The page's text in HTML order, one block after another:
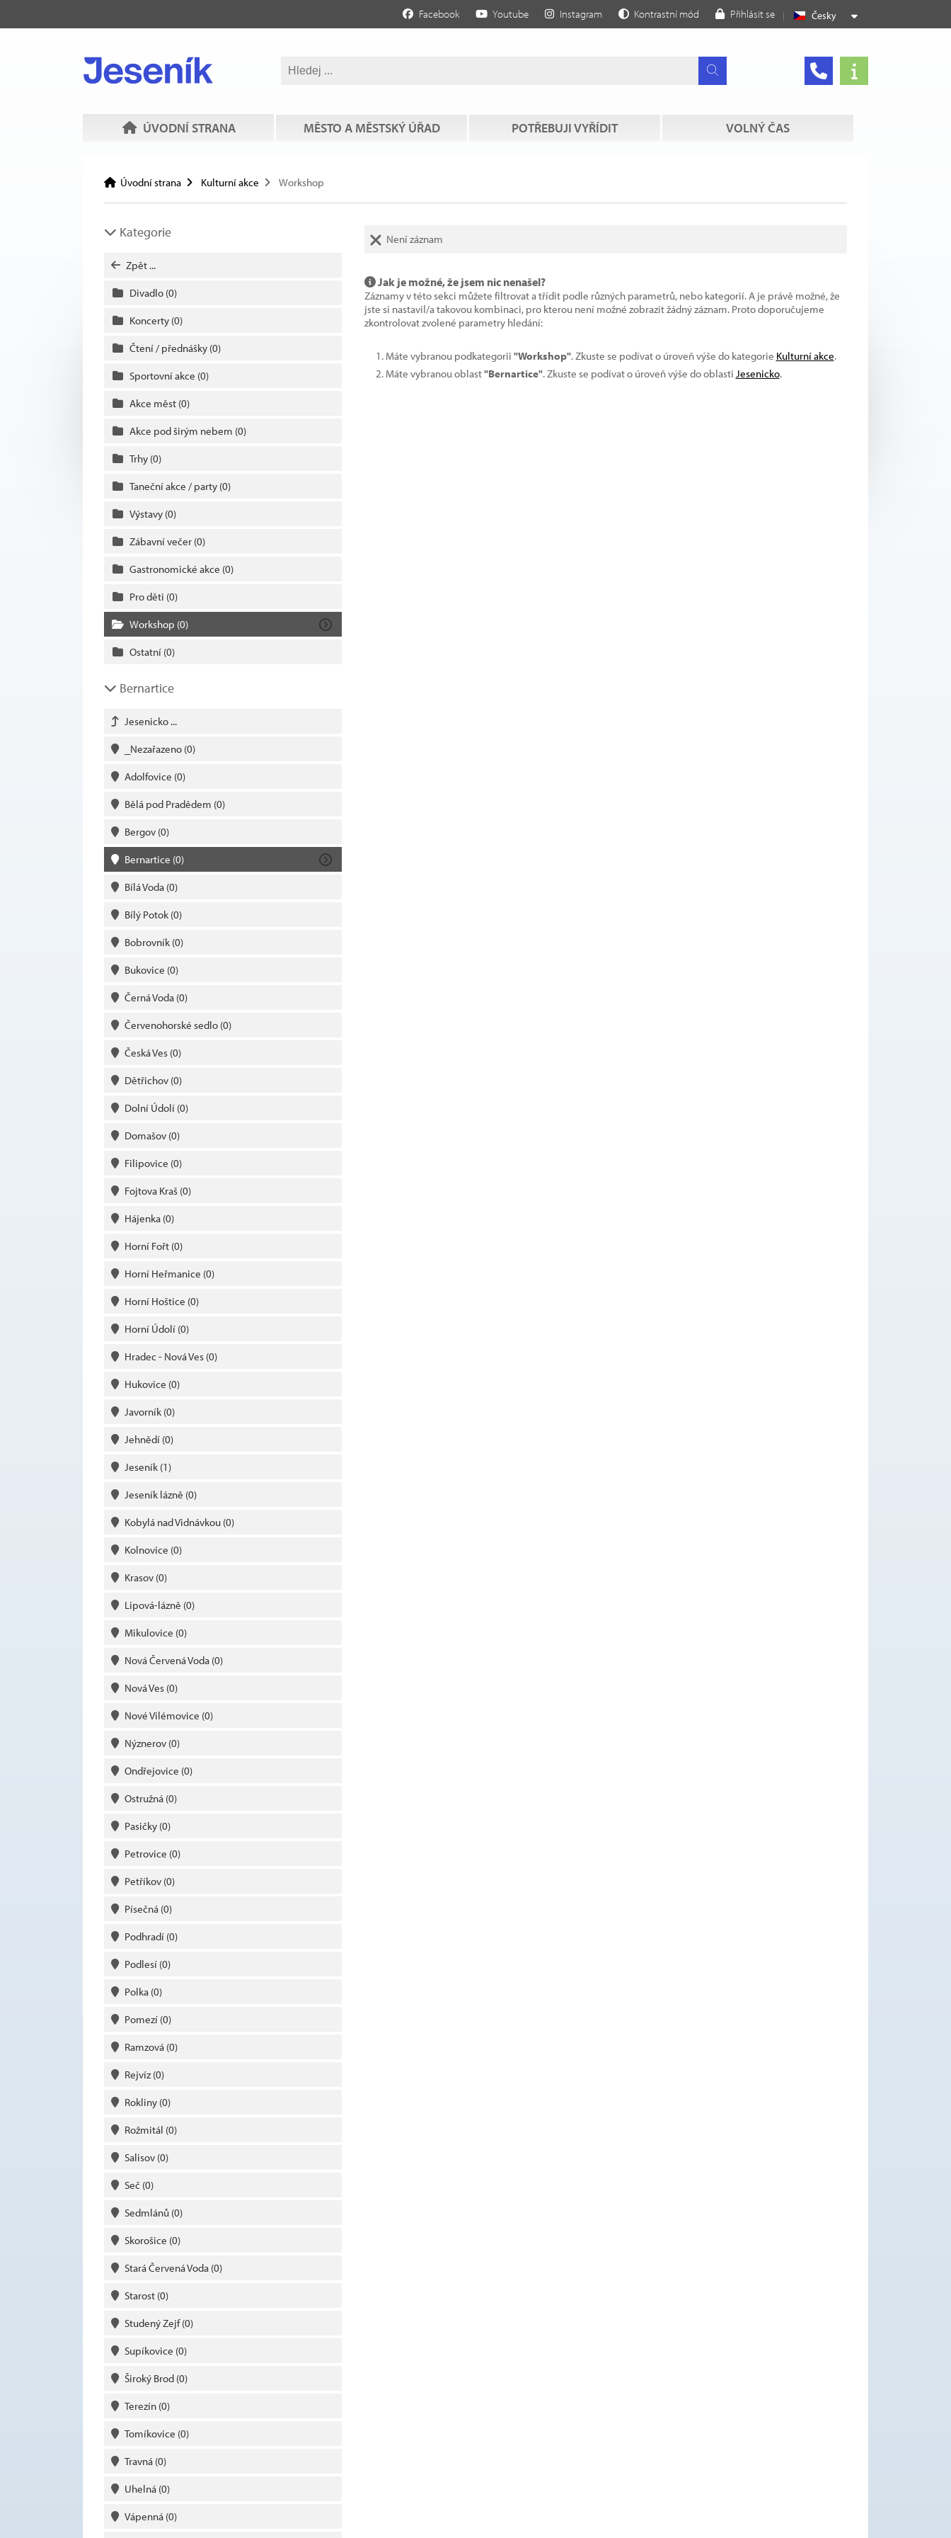
Česky
Facebook Youtube Instagram Kontrastní mód Přihlásit se
ÚVODNÍ STRANA MĚSTO A MĚSTSKÝ ÚŘAD POTŘEBUJI VYŘÍDIT VOLNÝ ČAS
Úvodní strana Kulturní akce Workshop
Kategorie
Zpět ...
Divadlo (0)
Koncerty (0)
Čtení / přednášky (0)
Sportovní akce (0)
Akce měst (0)
Akce pod širým nebem (0)
Trhy (0)
Taneční akce / party (0)
Výstavy (0)
Zábavní večer (0)
Gastronomické akce (0)
Pro děti (0)
Workshop (0)
Ostatní (0)
Bernartice
Jesenicko ...
_Nezařazeno (0)
Adolfovice (0)
Bělá pod Pradědem (0)
Bergov (0)
Bernartice (0)
Bílá Voda (0)
Bílý Potok (0)
Bobrovník (0)
Bukovice (0)
Černá Voda (0)
Červenohorské sedlo (0)
Česká Ves (0)
Dětřichov (0)
Dolní Údolí (0)
Domašov (0)
Filipovice (0)
Fojtova Kraš (0)
Hájenka (0)
Horní Fořt (0)
Horní Heřmanice (0)
Horní Hoštice (0)
Horní Údolí (0)
Hradec - Nová Ves (0)
Hukovice (0)
Javorník (0)
Jehnědí (0)
Jeseník (1)
Jeseník lázně (0)
Kobylá nad Vidnávkou (0)
Kolnovice (0)
Krasov (0)
Lipová-lázně (0)
Mikulovice (0)
Nová Červená Voda (0)
Nová Ves (0)
Nové Vilémovice (0)
Nýznerov (0)
Ondřejovice (0)
Ostružná (0)
Pasičky (0)
Petrovice (0)
Petříkov (0)
Písečná (0)
Podhradí (0)
Podlesí (0)
Polka (0)
Pomezí (0)
Ramzová (0)
Rejvíz(0)
Rokliny (0)
Rožmitál (0)
Salisov (0)
Seč (0)
Sedmlánů (0)
Skorošice (0)
Stará Červená Voda (0)
Starost (0)
Studený Zejf(0)
Supíkovice (0)
Široký Brod (0)
Terezín (0)
Tomíkovice (0)
Travná (0)
Uhelná (0)
Vápenná (0)
Není záznam
Jak je možné, že jsem nic nenašel?
Záznamy v této sekci můžete filtrovat a třídit podle různých parametrů, nebo kategorií. A je právě možné, že
jste si nastavil/a takovou kombinaci, pro kterou není možné zobrazit žádný záznam. Proto doporučujeme
zkontrolovat zvolené parametry hledání:
Máte vybranou podkategorii "Workshop". Zkuste se podívat o úroveň výše do kategorie Kulturní akce.
Máte vybranou oblast"Bernartice". Zkuste se podívat o úroveň výše do oblasti Jesenicko.